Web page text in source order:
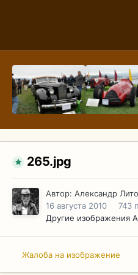
265.jpg
Автор: Александр
16 августа 2010
743
Другие изображения
Жалоба на изображение